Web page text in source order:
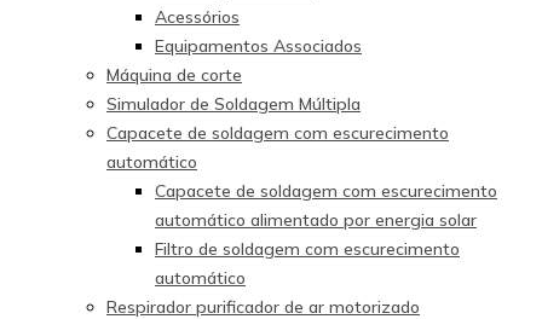
Acessórios
Equipamentos Associados
Máquina de corte
Simulador de Soldagem Múltipla
Capacete de soldagem com escurecimento
automático
Capacete de soldagem com escurecimento
automático alimentado por energia solar
Filtro de soldagem com escurecimento
automático
Respirador purificador de ar motorizado